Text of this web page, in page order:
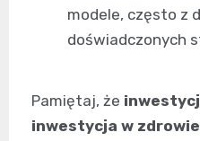
modele, często z
doświadczonych
Pamiętaj, że
inwestycja w